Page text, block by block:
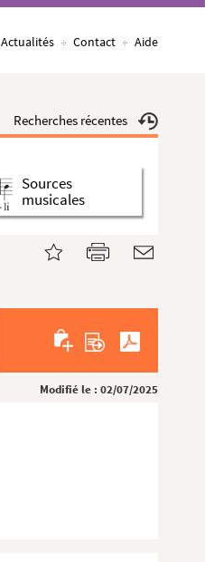
Actualités Contact Aide
Recherches récentes
Sources
musicales
Modifié le : 02/07/2025